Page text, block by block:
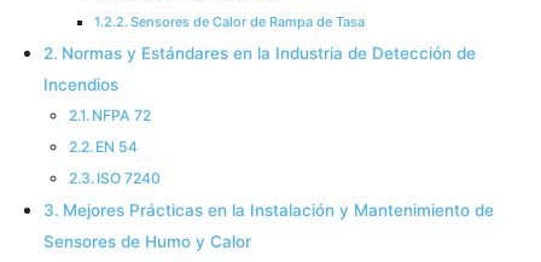
Sensores de Calor de Rampa de Tasa
Normas y Estándares en la Industria de Detección de
Incendios
NFPA 72
EN 54
ISO 7240
Mejores Prácticas en la Instalación y Mantenimiento de
Sensores de Humo y Calor